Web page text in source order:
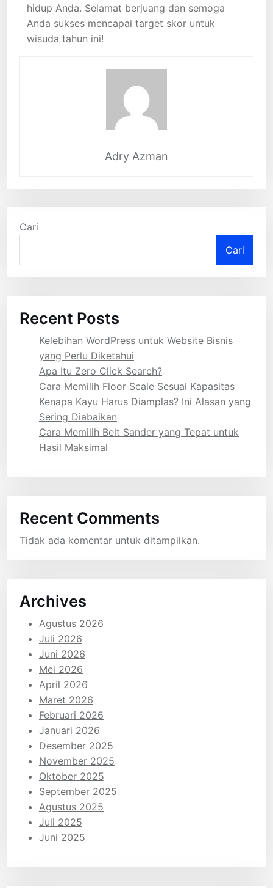
hidup Anda. Selamat berjuang dan semoga
Anda sukses mencapai target skor untuk
wisuda tahun ini!
Adry Azman
Cari
Cari
Recent Posts
Kelebihan WordPress untuk Website Bisnis
yang Perlu Diketahui
Apa Itu Zero Click Search?
Cara Memilih Floor Scale Sesuai Kapasitas
Kenapa Kayu Harus Diamplas? Ini Alasan yang
Sering Diabaikan
Cara Memilih Belt Sander yang Tepat untuk
Hasil Maksimal
Recent Comments
Tidak ada komentar untuk ditampilkan.
Archives
Agustus 2026
Juli 2026
Juni 2026
Mei 2026
April 2026
Maret 2026
Februari 2026
Januari 2026
Desember 2025
November 2025
Oktober 2025
September 2025
Agustus 2025
Juli 2025
Juni 2025